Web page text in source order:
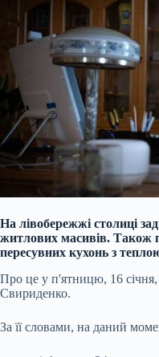
На лівобережжі столиці
житлових масивів. Також
пересувних кухонь з
Про це у п'ятницю, 16 січня,
Свириденко.
За її словами, на даний